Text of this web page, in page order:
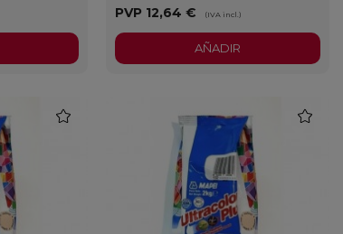
PVP 12,64 € (IVA incl.)
AÑADIR
favorite